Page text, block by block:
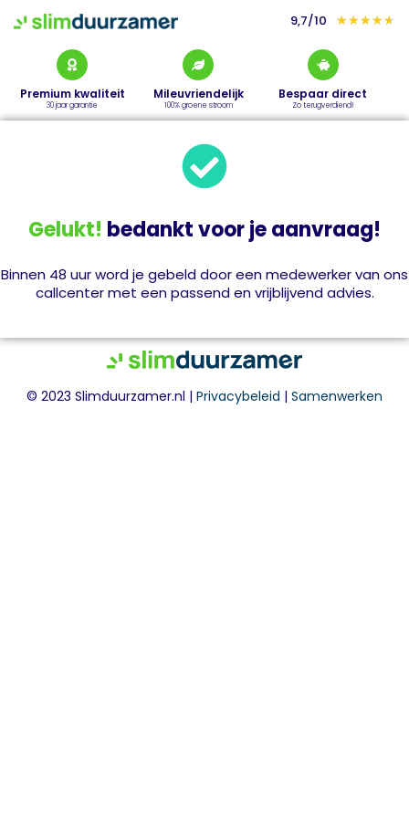
9,7/10 ★★★★★
Premium kwaliteit
30 jaar garantie
Mileuvriendelijk
100% groene stroom
Bespaar direct
Zo terugverdiend!
Gelukt! bedankt voor je aanvraag!
Binnen 48 uur word je gebeld door een medewerker van ons
callcenter met een passend en vrijblijvend advies.
© 2023 Slimduurzamer.nl | Privacybeleid | Samenwerken